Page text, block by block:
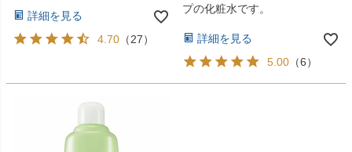
詳細を見る
4.70 （27）
プの化粧水です。
詳細を見る
5.00 （6）